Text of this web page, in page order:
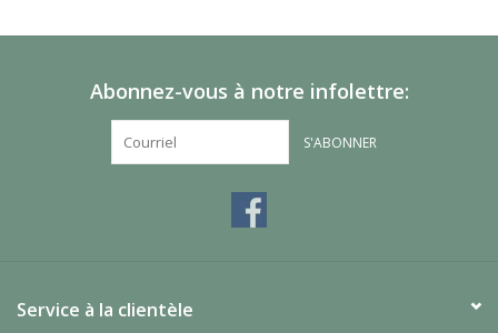
Abonnez-vous à notre infolettre:
S'ABONNER
Service à la clientèle